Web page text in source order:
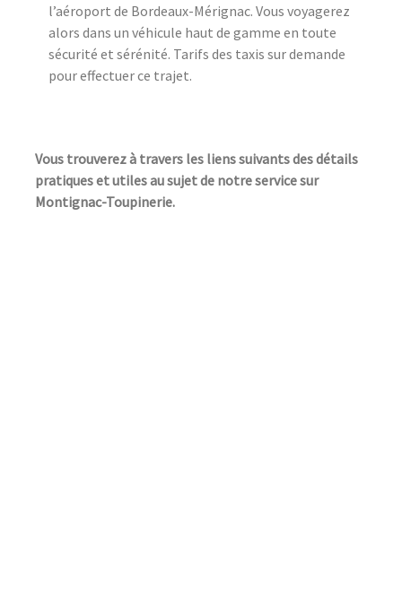
l’aéroport de Bordeaux-Mérignac. Vous voyagerez
alors dans un véhicule haut de gamme en toute
sécurité et sérénité. Tarifs des taxis sur demande
pour effectuer ce trajet.
Vous trouverez à travers les liens suivants des détails
pratiques et utiles au sujet de notre service sur
Montignac-Toupinerie.